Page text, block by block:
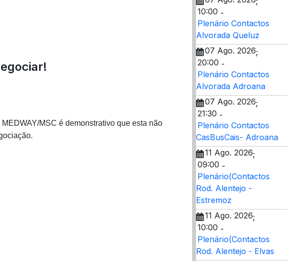
MSC é demonstrativo que esta não
10:00 -
Plenário Contactos
Alvorada Queluz
07 Ago. 2026;
20:00 -
Plenário Contactos
Alvorada Adroana
07 Ago. 2026;
21:30 -
Plenário Contactos
CasBusCais- Adroana
11 Ago. 2026;
09:00 -
Plenário(Contactos
Rod. Alentejo -
Estremoz
11 Ago. 2026;
10:00 -
Plenário(Contactos
Rod. Alentejo - Elvas